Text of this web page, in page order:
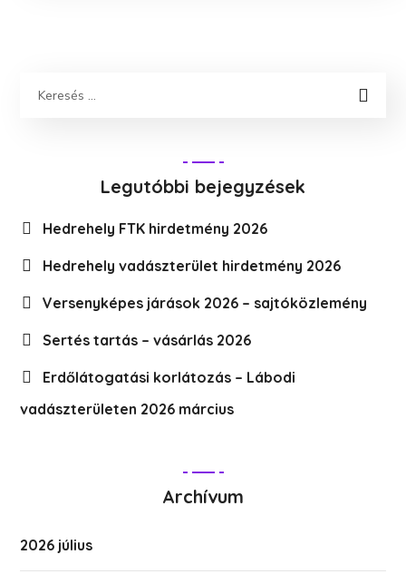
Legutóbbi bejegyzések
Hedrehely FTK hirdetmény 2026
Hedrehely vadászterület hirdetmény 2026
Versenyképes járások 2026 – sajtóközlemény
Sertés tartás – vásárlás 2026
Erdőlátogatási korlátozás – Lábodi
vadászterületen 2026 március
Archívum
2026 július